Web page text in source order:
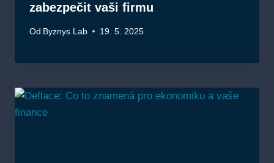
zabezpečit vaši firmu
Od Byznys Lab 19. 5. 2025